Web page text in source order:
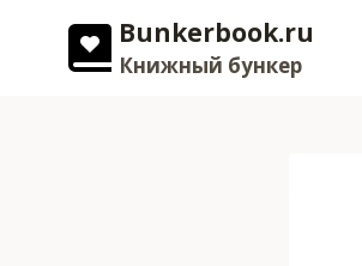
содержимому
Bunkerbook.ru
Книжный бункер